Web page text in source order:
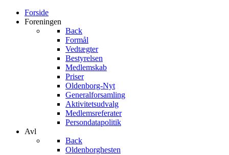
Forside
Foreningen
Back
Formål
Vedtægter
Bestyrelsen
Medlemskab
Priser
Oldenborg-Nyt
Generalforsamling
Aktivitetsudvalg
Medlemsreferater
Persondatapolitik
Avl
Back
Oldenborghesten